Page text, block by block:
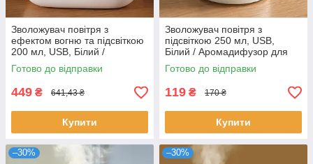
Зволожувач повітря з
ефектом вогню та підсвіткою
200 мл, USB, Білий /
Аромадифузор для дому /
Нічник-зволожувач
Готово до відправки
449 ₴ 641,43 ₴
Купити
Зволожувач повітря з
підсвіткою 250 мл, USB,
Білий / Аромадифузор для
дому / Нічник-зволожувач
Готово до відправки
119 ₴ 170 ₴
Купити
–30% –30%